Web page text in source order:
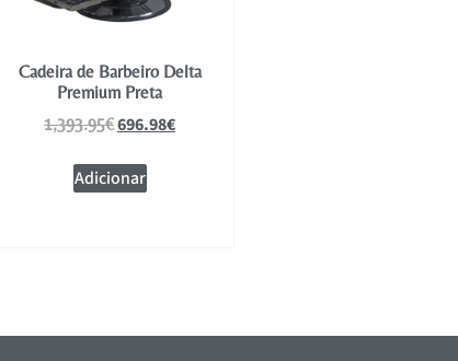
Cadeira de Barbeiro Delta
Premium Preta
1,393.95€696.98€
Adicionar